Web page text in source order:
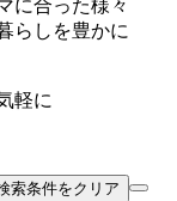
に合った様々
らしを豊かに
軽に
索条件をクリア